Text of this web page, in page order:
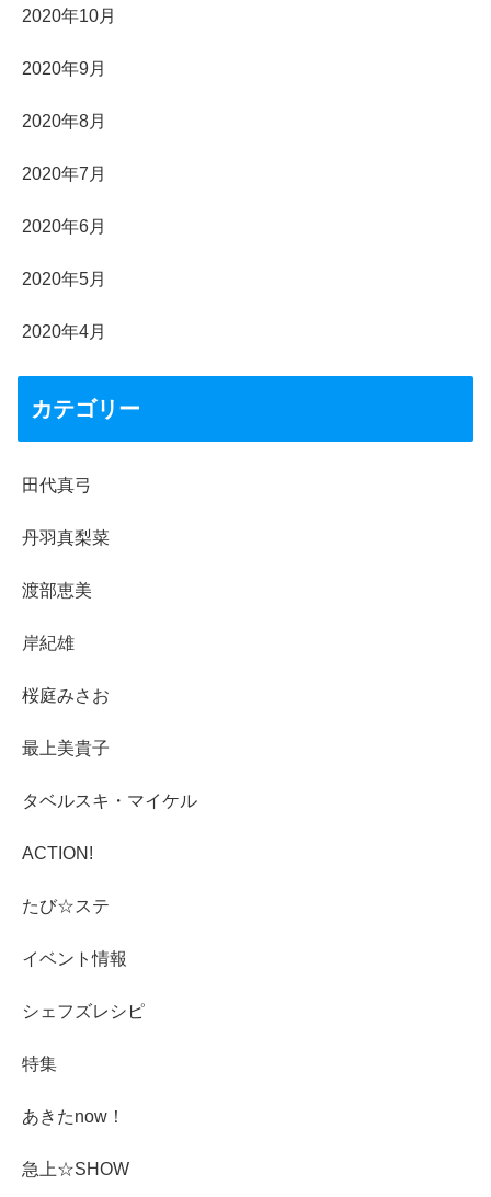
2020年10月
2020年9月
2020年8月
2020年7月
2020年6月
2020年5月
2020年4月
カテゴリー
田代真弓
丹羽真梨菜
渡部恵美
岸紀雄
桜庭みさお
最上美貴子
タベルスキ・マイケル
ACTION!
たび☆ステ
イベント情報
シェフズレシピ
特集
あきたnow！
急上☆SHOW